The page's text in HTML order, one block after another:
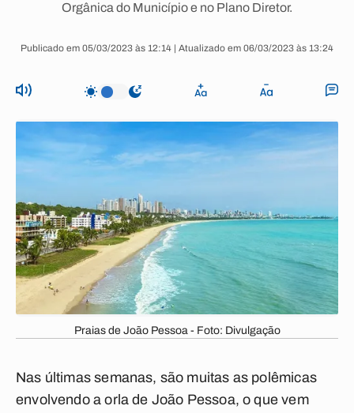
Orgânica do Município e no Plano Diretor.
Publicado em 05/03/2023 às 12:14 | Atualizado em 06/03/2023 às 13:24
Praias de João Pessoa - Foto: Divulgação
Nas últimas semanas, são muitas as polêmicas
envolvendo a orla de João Pessoa, o que vem